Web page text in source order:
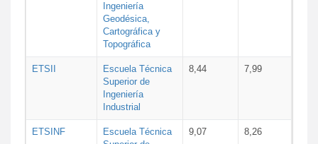
Ingeniería
Geodésica,
Cartográfica y
Topográfica
ETSII
Escuela Técnica
Superior de
Ingeniería
Industrial
8,44 7,99
ETSINF
Escuela Técnica
9,07 8,26